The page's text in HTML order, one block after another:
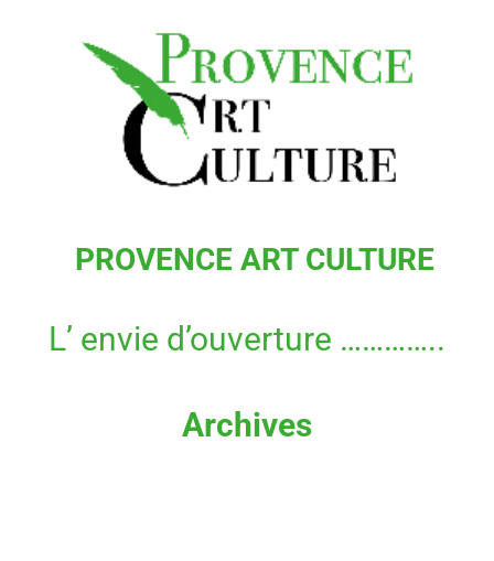
PROVENCE ART CULTURE
L’ envie d’ouverture …………..
Archives